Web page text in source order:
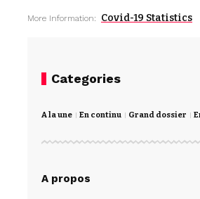
More Information: Covid-19 Statistics
Categories
A la une En continu Grand dossier
A propos